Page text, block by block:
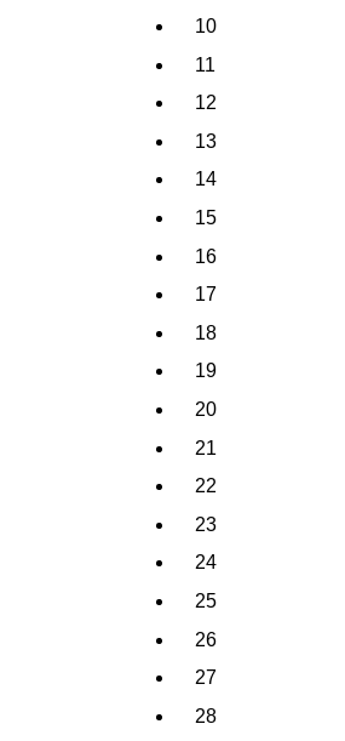
10
11
12
13
14
15
16
17
18
19
20
21
22
23
24
25
26
27
28